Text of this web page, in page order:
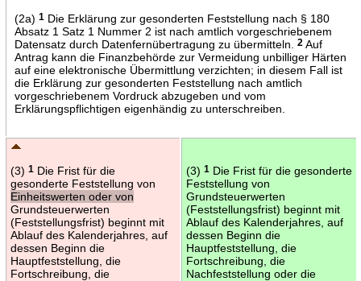
(2a) 1Die Erklärung zur gesonderten Feststellung nach § 180
Absatz 1 Satz 1 Nummer 2 ist nach amtlich vorgeschriebenem
Datensatz durch Datenfernübertragung zu übermitteln.
2Auf
Antrag kann die Finanzbehörde zur Vermeidung unbilliger Härten
auf eine elektronische Übermittlung verzichten; in diesem Fall ist
die Erklärung zur gesonderten Feststellung nach amtlich
vorgeschriebenem Vordruck abzugeben und vom
Erklärungspflichtigen eigenhändig zu unterschreiben.
(3) 1Die Frist für die
gesonderte Feststellung von
Einheitswerten oder von
Grundsteuerwerten
(Feststellungsfrist) beginnt mit
Ablauf des Kalenderjahres, auf
dessen Beginn die
Hauptfeststellung, die
Fortschreibung, die
(3) 1Die Frist für die gesonderte
Feststellung von
Grundsteuerwerten
(Feststellungsfrist) beginnt mit
Ablauf des Kalenderjahres, auf
dessen Beginn die
Hauptfeststellung, die
Fortschreibung, die
Nachfeststellung oder die